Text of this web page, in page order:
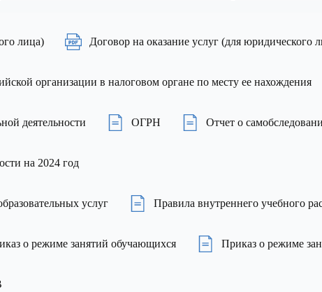
лица) Договор на оказание услуг (для юридического
организации в налоговом органе по месту ее нахождения
деятельности ОГРН Отчет о
на 2024 год
услуг Правила внутреннего учебного
о режиме занятий обучающихся Приказ о режиме